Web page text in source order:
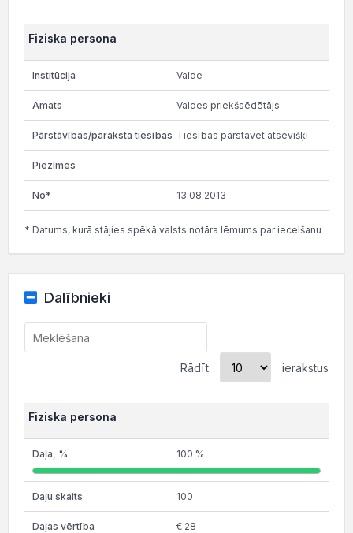
Fiziska persona
Valde
Valdes priekšsēdētājs
Tiesības pārstāvēt atsevišķi
13.08.2013
* Datums, kurā stājies spēkā valsts notāra lēmums par iecelšanu
Dalībnieki
Rādīt ierakstus
Fiziska persona
100 %
100
€ 28